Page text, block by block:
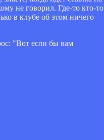
не говорил. Где-то кто-то
в клубе об этом ничего
"Вот если бы вам